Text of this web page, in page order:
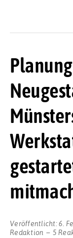
Veröffentlicht:6.
Redaktion
5